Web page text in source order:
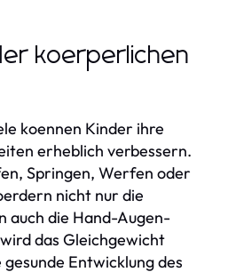
koerperlichen
koennen Kinder ihre
erheblich verbessern.
Springen, Werfen oder
nicht nur die
auch die Hand-Augen-
das Gleichgewicht
Entwicklung des